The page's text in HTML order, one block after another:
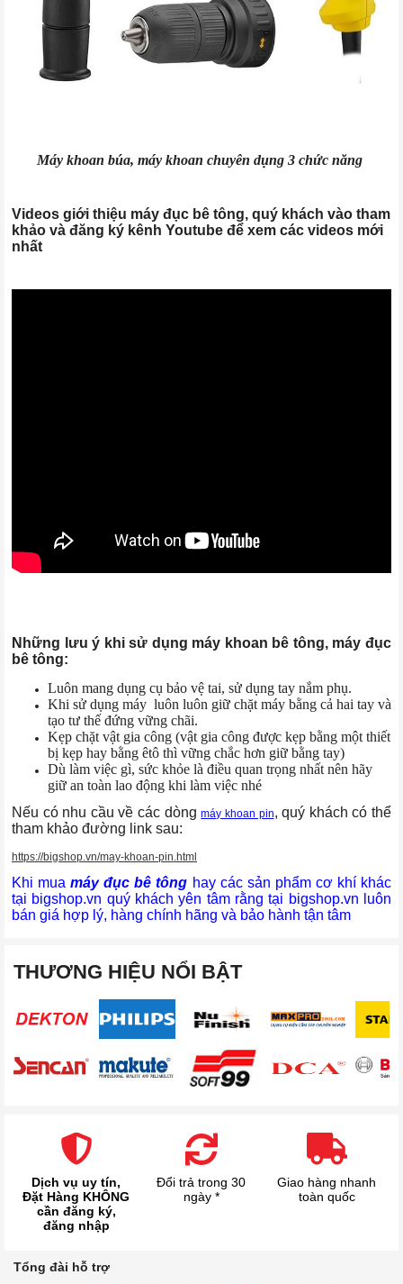
Máy khoan búa, máy khoan chuyên dụng 3 chức năng
Videos giới thiệu máy đục bê tông, quý khách vào tham
khảo và đăng ký kênh Youtube để xem các videos mới
nhất
Những lưu ý khi sử dụng máy khoan bê tông, máy đục
bê tông:
Luôn mang dụng cụ bảo vệ tai, sử dụng tay nắm phụ.
Khi sử dụng máy luôn luôn giữ chặt máy bằng cả hai tay và
tạo tư thế đứng vững chãi.
Kẹp chặt vật gia công (vật gia công được kẹp bằng một thiết
bị kẹp hay bằng êtô thì vững chắc hơn giữ bằng tay)
Dù làm việc gì, sức khỏe là điều quan trọng nhất nên hãy
giữ an toàn lao động khi làm việc nhé
Nếu có nhu cầu về các dòngmáy khoan pin, quý khách có thể
tham khảo đường link sau:
https://bigshop.vn/may-khoan-pin.html
Khi muamáy đục bê tông hay các sản phẩm cơ khí khác
tại bigshop.vn quý khách yên tâm rằng tại bigshop.vn luôn
bán giá hợp lý, hàng chính hãng và bảo hành tận tâm
THƯƠNG HIỆU NỔI BẬT
Dịch vụ uy tín,
Đặt Hàng KHÔNG
cần đăng ký,
đăng nhập
Đổi trả trong 30
ngày *
Giao hàng nhanh
toàn quốc
Tổng đài hỗ trợ